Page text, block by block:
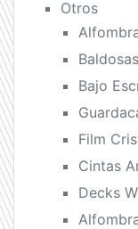
Otros
Bajo
Film
Cintas
Decks